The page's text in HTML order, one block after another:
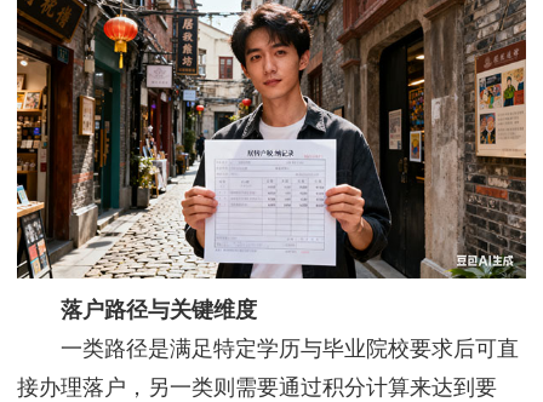
新
闻
资
讯
联
系
我
们
落户路径与关键维度
一类路径是满足特定学历与毕业院校要求后可直
接办理落户，另一类则需要通过积分计算来达到要